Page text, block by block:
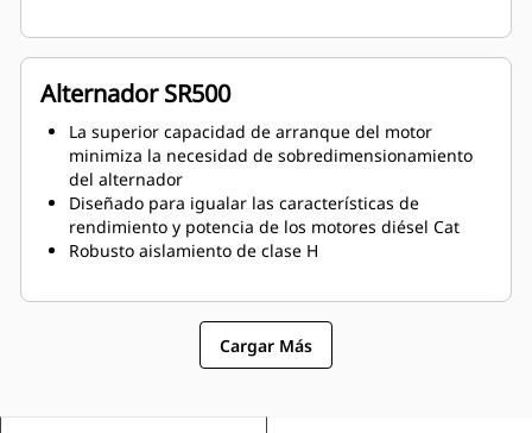
Alternador SR500
La superior capacidad de arranque del motor
minimiza la necesidad de sobredimensionamiento
del alternador
Diseñado para igualar las características de
rendimiento y potencia de los motores diésel Cat
Robusto aislamiento de clase H
Cargar Más